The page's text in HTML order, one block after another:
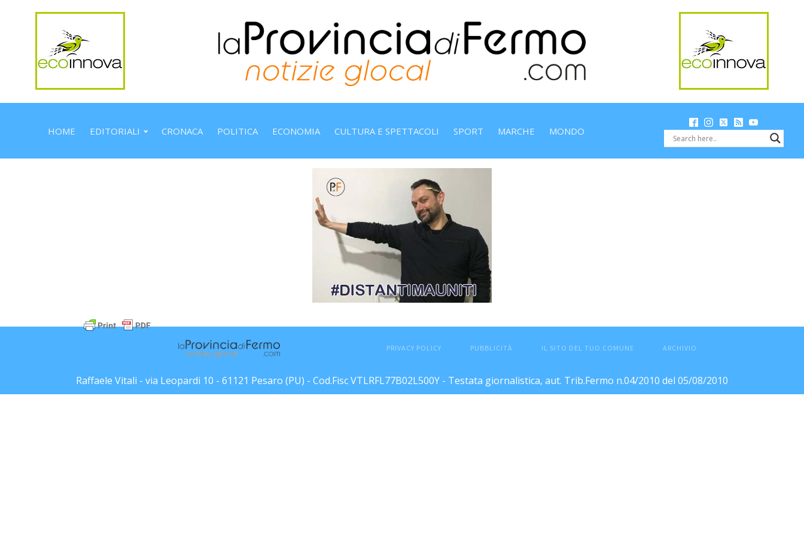
HOME EDITORIALI CRONACA POLITICA ECONOMIA CULTURA E SPETTACOLI SPORT MARCHE MONDO
PRIVACY POLICY PUBBLICITÀ IL SITO DEL TUO COMUNE ARCHIVIO
Raffaele Vitali - via Leopardi 10 - 61121 Pesaro (PU) - Cod.Fisc VTLRFL77B02L500Y - Testata giornalistica, aut. Trib.Fermo n.04/2010 del 05/08/2010